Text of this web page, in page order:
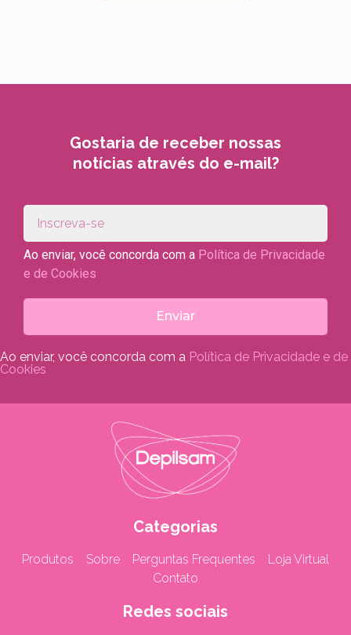
Gostaria de receber nossas
notícias através do e-mail?
Ao enviar, você concorda com a Política de Privacidade
e de Cookies
Enviar
Ao enviar, você concorda com a Política de Privacidade e de
Cookies
Categorias
Produtos Sobre Perguntas Frequentes
Loja Virtual
Contato
Redes sociais